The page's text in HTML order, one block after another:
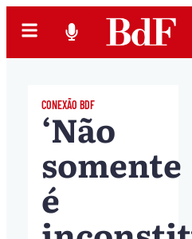
CONEXÃO BDF
‘Não
somente
é